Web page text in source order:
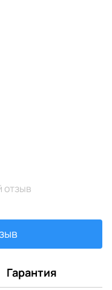
отзыв
Гарантия